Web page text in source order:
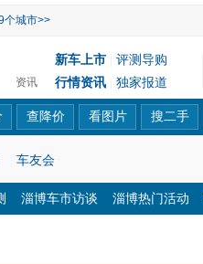
个城市>>
资讯
新车上市
评测导购
行情资讯
独家报道
车友会
淄博车市访谈 淄博热门活动